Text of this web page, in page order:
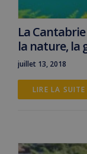
La
la nature, la
juillet 13, 2018
LIRE LA SUITE